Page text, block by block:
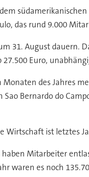
das rund 9.000
31. August dauern.
Euro,
des Jahres
Sao Bernardo do
Wirtschaft ist letztes
Mitarbeiter
waren es noch